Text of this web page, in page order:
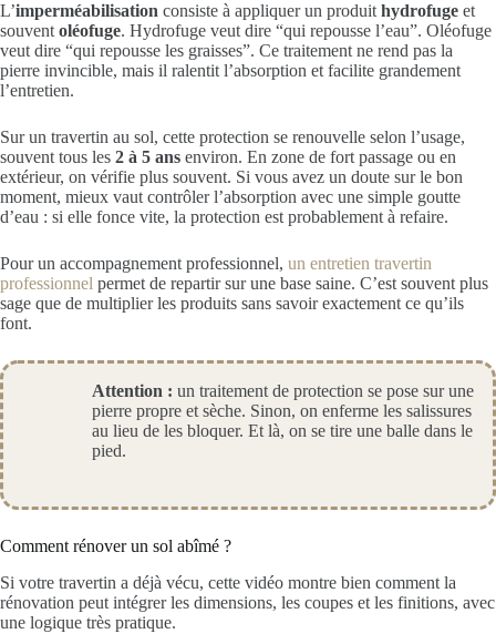
L’imperméabilisation consiste à appliquer un produit hydrofuge et
souvent oléofuge. Hydrofuge veut dire “qui repousse l’eau”. Oléofuge
veut dire “qui repousse les graisses”. Ce traitement ne rend pas la
pierre invincible, mais il ralentit l’absorption et facilite grandement
l’entretien.
Sur un travertin au sol, cette protection se renouvelle selon l’usage,
souvent tous les 2 à 5 ans environ. En zone de fort passage ou en
extérieur, on vérifie plus souvent. Si vous avez un doute sur le bon
moment, mieux vaut contrôler l’absorption avec une simple goutte
d’eau : si elle fonce vite, la protection est probablement à refaire.
Pour un accompagnement professionnel, un entretien travertin
professionnel permet de repartir sur une base saine. C’est souvent plus
sage que de multiplier les produits sans savoir exactement ce qu’ils
font.
Attention : un traitement de protection se pose sur une
pierre propre et sèche. Sinon, on enferme les salissures
au lieu de les bloquer. Et là, on se tire une balle dans le
pied.
Comment rénover un sol abîmé ?
Si votre travertin a déjà vécu, cette vidéo montre bien comment la
rénovation peut intégrer les dimensions, les coupes et les finitions, avec
une logique très pratique.